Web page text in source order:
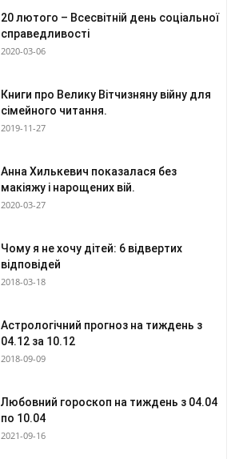
20 лютого – Всесвітній день соціальної
справедливості
2020-03-06
Книги про Велику Вітчизняну війну для
сімейного читання.
2019-11-27
Анна Хилькевич показалася без
макіяжу і нарощених вій.
2020-03-27
Чому я не хочу дітей: 6 відвертих
відповідей
2018-03-18
Астрологічний прогноз на тиждень з
04.12 за 10.12
2018-09-09
Любовний гороскоп на тиждень з 04.04
по 10.04
2021-09-16